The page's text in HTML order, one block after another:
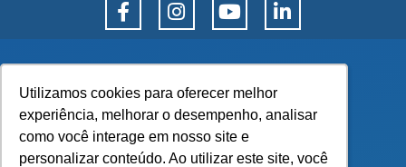
Utilizamos cookies para oferecer melhor
experiência, melhorar o desempenho, analisar
como você interage em nosso site e
personalizar conteúdo. Ao utilizar este site, você
Utilizamos cookies para oferecer melhor
experiência, melhorar o desempenho, analisar
como você interage em nosso site e
personalizar conteúdo. Ao utilizar este site, você